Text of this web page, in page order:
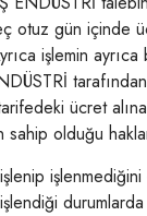
otuz gün içinde
işlemin
ücret
olduğu